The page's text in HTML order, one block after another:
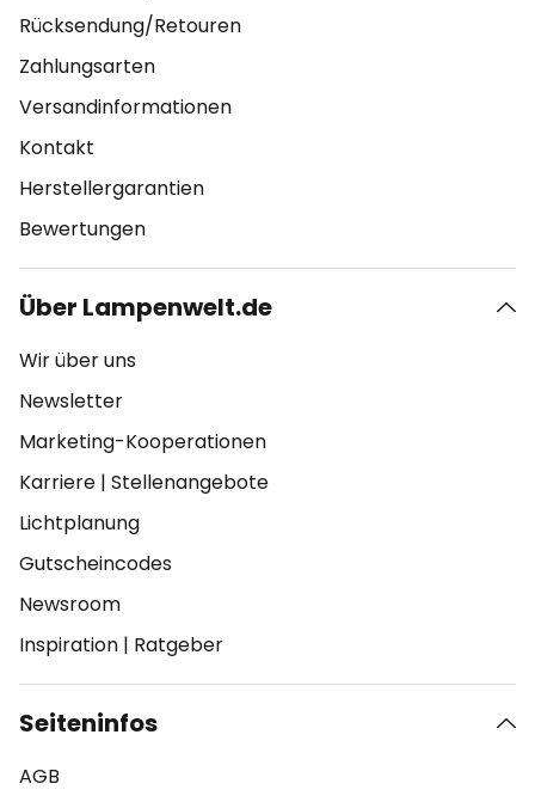
Rücksendung/Retouren
Zahlungsarten
Versandinformationen
Kontakt
Herstellergarantien
Bewertungen
Über Lampenwelt.de
Wir über uns
Newsletter
Marketing-Kooperationen
Karriere | Stellenangebote
Lichtplanung
Gutscheincodes
Newsroom
Inspiration | Ratgeber
Seiteninfos
AGB